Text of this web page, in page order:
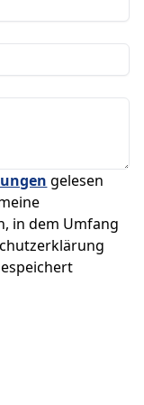
gelesen
in dem Umfang